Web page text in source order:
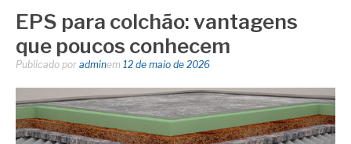
EPS para colchão: vantagens
que poucos conhecem
Publicado por adminem 12 de maio de 2026